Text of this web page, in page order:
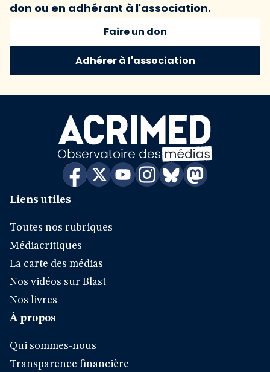
don ou en adhérant à l'association.
Faire un don
Adhérer à l'association
Liens utiles
Toutes nos rubriques
Médiacritiques
La carte des médias
Nos vidéos sur Blast
Nos livres
À propos
Qui sommes-nous
Transparence financière